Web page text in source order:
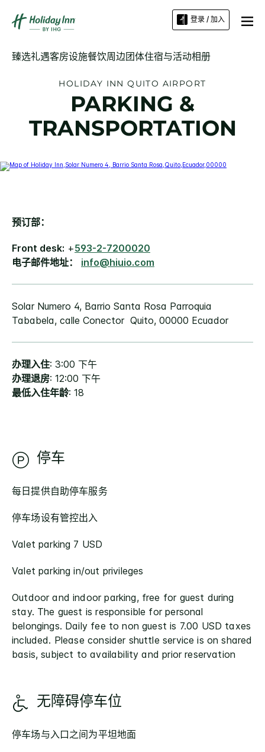
登录 / 加入
臻选礼遇客房设施餐饮周边团体住宿与活动相册
HOLIDAY INN QUITO AIRPORT
PARKING &
TRANSPORTATION
预订部：
Front desk: +593-2-7200020
电子邮件地址：
info@hiuio.com
Solar Numero 4, Barrio Santa Rosa Parroquia
Tababela, calle Conector Quito, 00000 Ecuador
办理入住: 3:00 下午
办理退房: 12:00 下午
最低入住年龄: 18
停车
每日提供自助停车服务
停车场设有管控出入
Valet parking 7 USD
Valet parking in/out privileges
Outdoor and indoor parking, free for guest during
stay. The guest is responsible for personal
belongings. Daily fee to non guest is 7.00 USD taxes
included. Please consider shuttle service is on shared
basis, subject to availability and prior reservation
无障碍停车位
停车场与入口之间为平坦地面